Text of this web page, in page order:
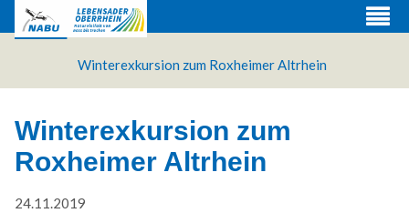
Winterexkursion zum Roxheimer Altrhein
Winterexkursion zum
Roxheimer Altrhein
24.11.2019